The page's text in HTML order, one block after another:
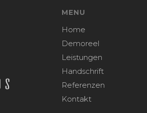
MENU
Home
Demoreel
Leistungen
Handschrift
Referenzen
Kontakt